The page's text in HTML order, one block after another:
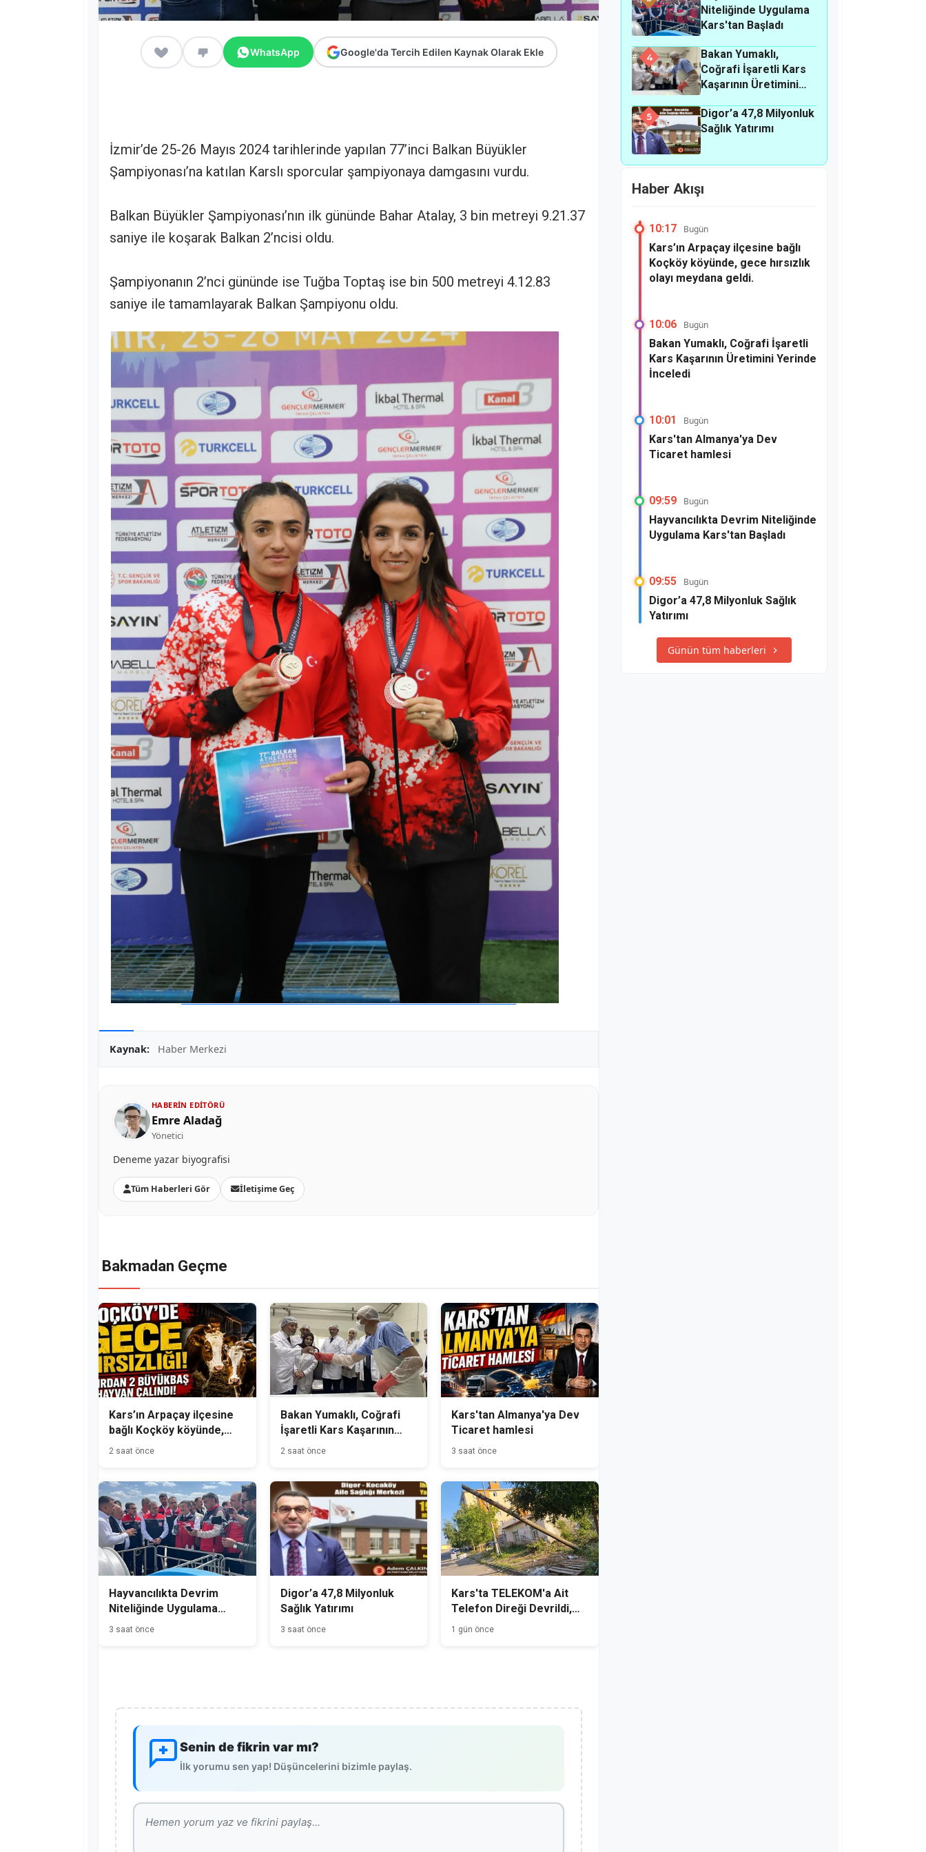
WhatsApp Google'da Tercih Edilen Kaynak Olarak Ekle
İzmir’de 25-26 Mayıs 2024 tarihlerinde yapılan 77’inci Balkan Büyükler
Şampiyonası’na katılan Karslı sporcular şampiyonaya damgasını vurdu.
Balkan Büyükler Şampiyonası’nın ilk gününde Bahar Atalay, 3 bin metreyi 9.21.37
saniye ile koşarak Balkan 2’ncisi oldu.
Şampiyonanın 2’nci gününde ise Tuğba Toptaş ise bin 500 metreyi 4.12.83
saniye ile tamamlayarak Balkan Şampiyonu oldu.
Kaynak: Haber Merkezi
HABERIN EDITÖRÜ
Emre Aladağ
Yönetici
Deneme yazar biyografisi
Tüm Haberleri Gör İletişime Geç
Bakmadan Geçme
Kars’ın Arpaçay ilçesine
bağlı Koçköy köyünde,
gece hırsızlık olayı
2 saat önce
Bakan Yumaklı, Coğrafi
İşaretli Kars Kaşarının
Üretimini Yerinde İnceledi
2 saat önce
Kars'tan Almanya'ya Dev
Ticaret hamlesi
3 saat önce
Hayvancılıkta Devrim
Niteliğinde Uygulama
Kars'tan Başladı
3 saat önce
Digor’a 47,8 Milyonluk
Sağlık Yatırımı
3 saat önce
Kars'ta TELEKOM'a Ait
Telefon Direği Devrildi,
Mahalle Sakinleri Önlem
1 gün önce
Senin de fikrin var mı?
İlk yorumu sen yap! Düşüncelerini bizimle paylaş.
Niteliğinde Uygulama
Kars'tan Başladı
4
Bakan Yumaklı,
Coğrafi İşaretli Kars
Kaşarının Üretimini
5
Digor’a 47,8 Milyonluk
Sağlık Yatırımı
Haber Akışı
10:17 Bugün
Kars’ın Arpaçay ilçesine bağlı
Koçköy köyünde, gece hırsızlık
olayı meydana geldi.
10:06 Bugün
Bakan Yumaklı, Coğrafi İşaretli
Kars Kaşarının Üretimini Yerinde
İnceledi
10:01 Bugün
Kars'tan Almanya'ya Dev
Ticaret hamlesi
09:59 Bugün
Hayvancılıkta Devrim Niteliğinde
Uygulama Kars'tan Başladı
09:55 Bugün
Digor’a 47,8 Milyonluk Sağlık
Yatırımı
Günün tüm haberleri